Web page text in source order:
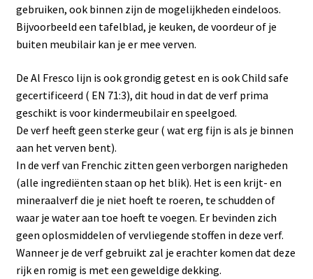
gebruiken, ook binnen zijn de mogelijkheden eindeloos.
Bijvoorbeeld een tafelblad, je keuken, de voordeur of je
buiten meubilair kan je er mee verven.
De Al Fresco lijn is ook grondig getest en is ook Child safe
gecertificeerd ( EN 71:3), dit houd in dat de verf prima
geschikt is voor kindermeubilair en speelgoed.
De verf heeft geen sterke geur ( wat erg fijn is als je binnen
aan het verven bent).
In de verf van Frenchic zitten geen verborgen narigheden
(alle ingrediënten staan op het blik). Het is een krijt- en
mineraalverf die je niet hoeft te roeren, te schudden of
waar je water aan toe hoeft te voegen. Er bevinden zich
geen oplosmiddelen of vervliegende stoffen in deze verf.
Wanneer je de verf gebruikt zal je erachter komen dat deze
rijk en romig is met een geweldige dekking.